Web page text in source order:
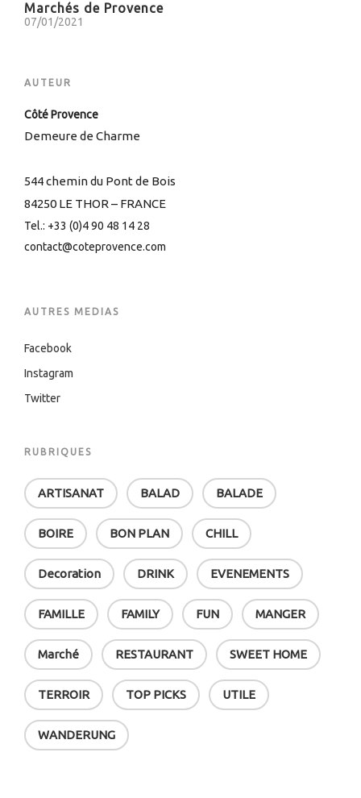
Marchés de Provence
07/01/2021
AUTEUR
Côté Provence
Demeure de Charme
544 chemin du Pont de Bois
84250 LE THOR – FRANCE
Tel.: +33 (0)4 90 48 14 28
contact@coteprovence.com
AUTRES MEDIAS
Facebook
Instagram
Twitter
RUBRIQUES
ARTISANAT BALAD BALADE
BOIRE BON PLAN CHILL
Decoration DRINK EVENEMENTS
FAMILLE FAMILY FUN MANGER
Marché RESTAURANT SWEET HOME
TERROIR TOP PICKS UTILE
WANDERUNG